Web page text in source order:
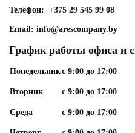
Телефон: +375 29 545 99 08
Email: info@arescompany.by
График работы офиса и
Понедельникс 9:00 до 17:00
Вторник с 9:00 до 17:00
Среда с 9:00 до 17:00